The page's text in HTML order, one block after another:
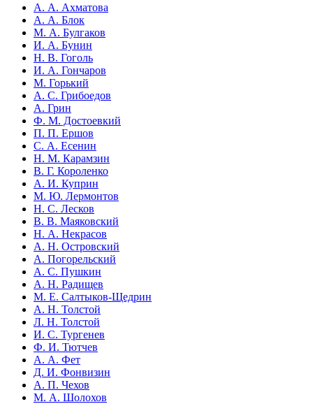
А. А. Ахматова
А. А. Блок
М. А. Булгаков
И. А. Бунин
Н. В. Гоголь
И. А. Гончаров
М. Горький
А. С. Грибоедов
А. Грин
Ф. М. Достоевкий
П. П. Ершов
С. А. Есенин
Н. М. Карамзин
В. Г. Короленко
А. И. Куприн
М. Ю. Лермонтов
Н. С. Лесков
В. В. Маяковский
Н. А. Некрасов
А. Н. Островский
А. Погорельский
А. С. Пушкин
А. Н. Радищев
М. Е. Салтыков-Щедрин
А. Н. Толстой
Л. Н. Толстой
И. С. Тургенев
Ф. И. Тютчев
А. А. Фет
Д. И. Фонвизин
А. П. Чехов
М. А. Шолохов